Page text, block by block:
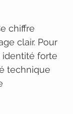
chiffre
clair. Pour
identité forte
technique